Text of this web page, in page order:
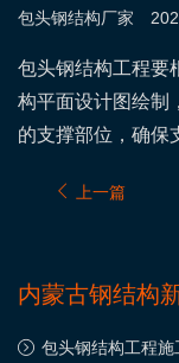
包头钢结构厂家
包头钢结构工程要
构平面设计图绘制
的支撑部位，确保
上一篇
内蒙古钢结构
包头钢结构工程